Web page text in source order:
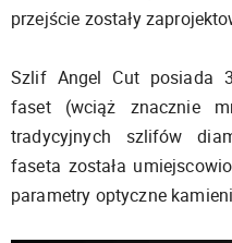
przejście zostały
Szlif Angel Cut posiada
faset (wciąż znacznie
tradycyjnych szlifów
faseta została
parametry optyczne